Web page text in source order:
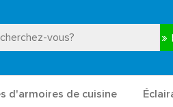
d'armoires de cuisine